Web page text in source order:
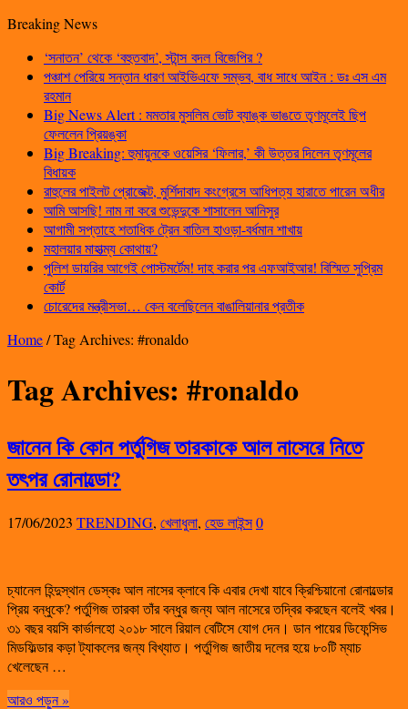
Breaking News
‘সনাতন’ থেকে ‘বহুতবাদ’, স্টান্স বদল বিজেপির ?
পঞ্চাশ পেরিয়ে সন্তান ধারণ আইভিএফে সম্ভব, বাধ সাধে আইন : ডঃ এস এম
রহমান
Big News Alert : মমতার মুসলিম ভোট ব্যাঙ্ক ভাঙতে তৃণমূলেই ছিপ
ফেললেন প্রিয়ঙ্কা
Big Breaking: হুমায়ুনকে ওয়েসির ‘ফিলার,’ কী উত্তর দিলেন তৃণমূলের
বিধায়ক
রাহুলের পাইলট প্রোজেক্ট, মুর্শিদাবাদ কংগ্রেসে আধিপত্য হারাতে পারেন অধীর
আমি আসছি! নাম না করে শুভেন্দুকে শাসালেন আনিসুর
আগামী সপ্তাহে শতাধিক ট্রেন বাতিল হাওড়া-বর্ধমান শাখায়
মহালয়ার মাহাত্ম্য কোথায়?
পুলিশ ডায়রির আগেই পোস্টমর্টেম! দাহ করার পর এফআইআর! বিস্মিত সুপ্রিম
কোর্ট
চোরেদের মন্ত্রীসভা… কেন বলেছিলেন বাঙালিয়ানার প্রতীক
Home/Tag Archives: #ronaldo
Tag Archives: #ronaldo
জানেন কি কোন পর্তুগিজ তারকাকে আল নাসেরে নিতে
তৎপর রোনাল্ডো?
17/06/2023 TRENDING, খেলাধুলা, হেড লাইন্স0
চ্যানেল হিন্দুস্থান ডেস্কঃ আল নাসের ক্লাবে কি এবার দেখা যাবে ক্রিশ্চিয়ানো রোনাল্ডোর
প্রিয় বন্ধুকে? পর্তুগিজ তারকা তাঁর বন্ধুর জন্য আল নাসেরে তদ্বির করছেন বলেই খবর।
৩১ বছর বয়সি কার্ভালহো ২০১৮ সালে রিয়াল বেটিসে যোগ দেন। ডান পায়ের ডিফেন্সিভ
মিডফিল্ডার কড়া ট্যাকলের জন্য বিখ্যাত। পর্তুগিজ জাতীয় দলের হয়ে ৮০টি ম্যাচ
খেলেছেন …
আরও পড়ুন »